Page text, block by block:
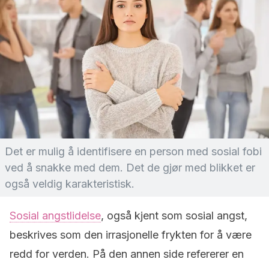
Det er mulig å identifisere en person med sosial fobi
ved å snakke med dem. Det de gjør med blikket er
også veldig karakteristisk.
Sosial angstlidelse, også kjent som sosial angst,
beskrives som den irrasjonelle frykten for å være
redd for verden. På den annen side refererer en